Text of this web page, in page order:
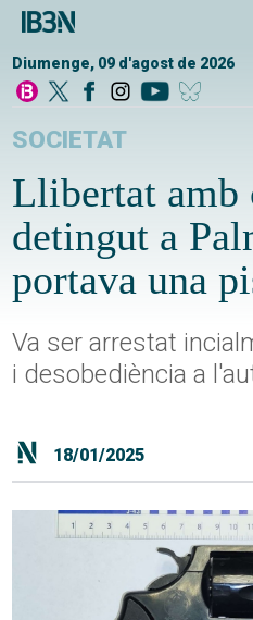
Diumenge, 09 d'agost de 2026
SOCIETAT
Llibertat amb
detingut a
portava una
Va ser arrestat
i desobediència a
18/01/2025